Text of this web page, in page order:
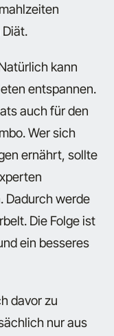
kann
entspannen.
auch für den
Wer sich
ernährt, sollte
Dadurch werde
Die Folge ist
ein besseres
davor zu
nur aus